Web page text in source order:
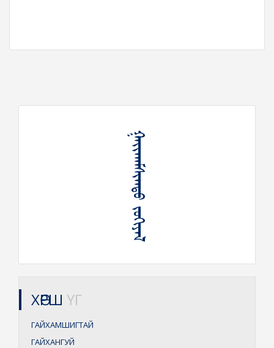
ᠭᠠᠶᠢᠬᠠᠮᠰᠢᠭᠲᠤ ᠵᠣᠬᠢᠶᠠᠯ
ХӨРШ ҮГ
ГАЙХАМШИГТАЙ
ГАЙХАНГУЙ